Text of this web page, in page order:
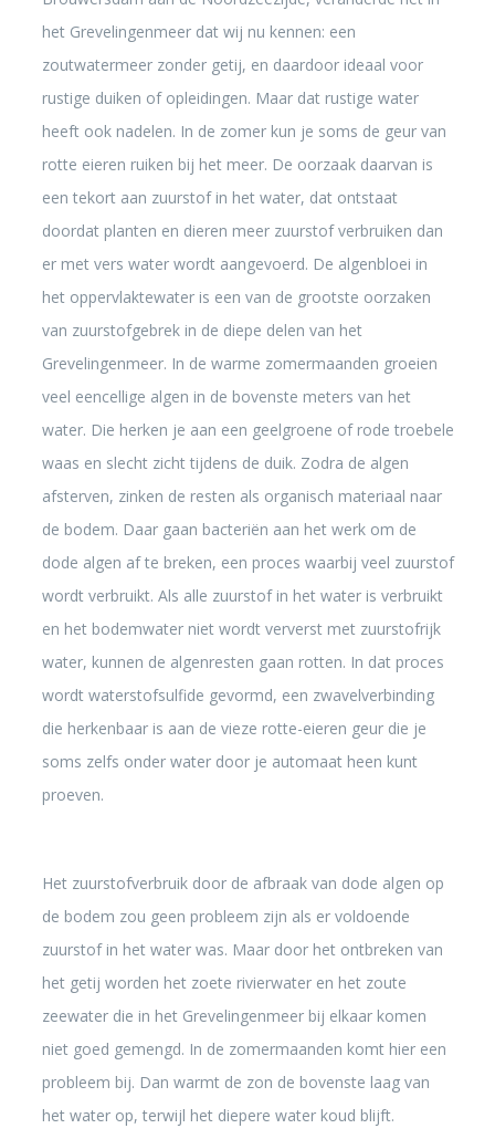
het Grevelingenmeer dat wij nu kennen: een
zoutwatermeer zonder getij, en daardoor ideaal voor
rustige duiken of opleidingen. Maar dat rustige water
heeft ook nadelen. In de zomer kun je soms de geur van
rotte eieren ruiken bij het meer. De oorzaak daarvan is
een tekort aan zuurstof in het water, dat ontstaat
doordat planten en dieren meer zuurstof verbruiken dan
er met vers water wordt aangevoerd. De algenbloei in
het oppervlaktewater is een van de grootste oorzaken
van zuurstofgebrek in de diepe delen van het
Grevelingenmeer. In de warme zomermaanden groeien
veel eencellige algen in de bovenste meters van het
water. Die herken je aan een geelgroene of rode troebele
waas en slecht zicht tijdens de duik. Zodra de algen
afsterven, zinken de resten als organisch materiaal naar
de bodem. Daar gaan bacteriën aan het werk om de
dode algen af te breken, een proces waarbij veel zuurstof
wordt verbruikt. Als alle zuurstof in het water is verbruikt
en het bodemwater niet wordt ververst met zuurstofrijk
water, kunnen de algenresten gaan rotten. In dat proces
wordt waterstofsulfide gevormd, een zwavelverbinding
die herkenbaar is aan de vieze rotte-eieren geur die je
soms zelfs onder water door je automaat heen kunt
proeven.
Het zuurstofverbruik door de afbraak van dode algen op
de bodem zou geen probleem zijn als er voldoende
zuurstof in het water was. Maar door het ontbreken van
het getij worden het zoete rivierwater en het zoute
zeewater die in het Grevelingenmeer bij elkaar komen
niet goed gemengd. In de zomermaanden komt hier een
probleem bij. Dan warmt de zon de bovenste laag van
het water op, terwijl het diepere water koud blijft.